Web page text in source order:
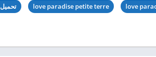
love
love paradise petite terre تحميل Love Paradise مهكرة